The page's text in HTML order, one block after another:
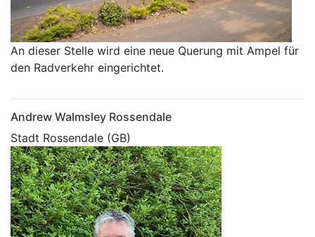
An dieser Stelle wird eine neue Querung mit Ampel für
den Radverkehr eingerichtet.
Andrew Walmsley Rossendale
Stadt Rossendale (GB)